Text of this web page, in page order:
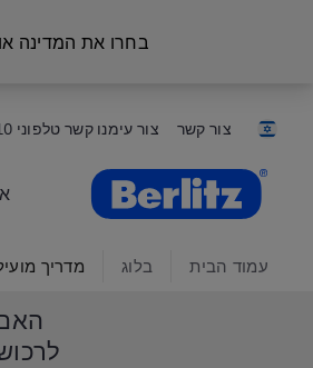
בחרו את המדינה
צור קשר צור עימנו קשר טלפוני
Berlitz Israel
עמוד הבית בלוג מדריך